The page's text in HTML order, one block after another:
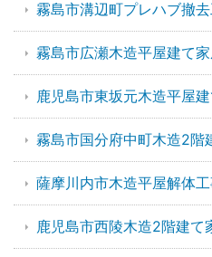
霧島市溝辺町プレハブ撤
霧島市広瀬木造平屋建て
鹿児島市東坂元木造平屋
霧島市国分府中町木造2階
薩摩川内市木造平屋解体
鹿児島市西陵木造2階建て